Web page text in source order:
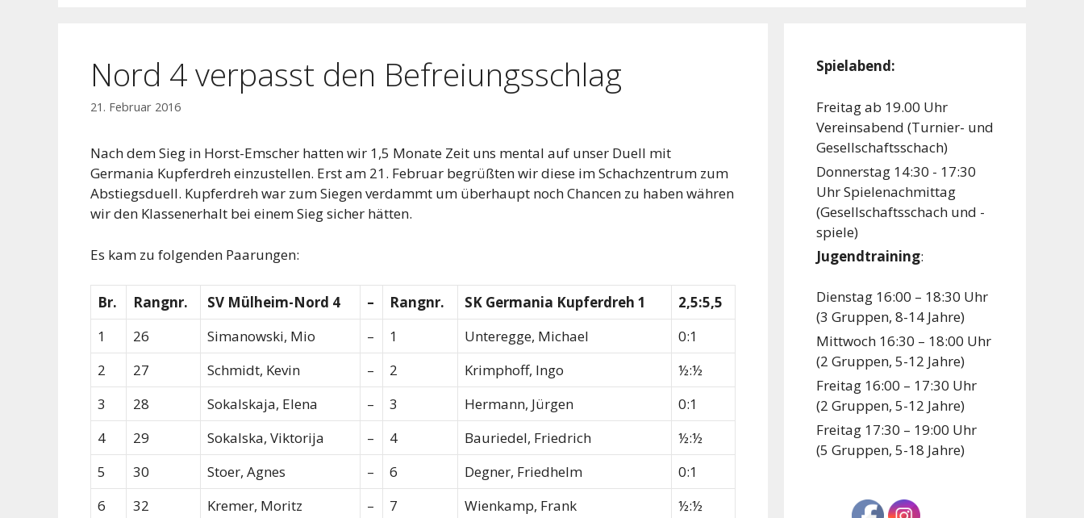
Nord 4 verpasst den Befreiungsschlag
21. Februar 2016
Nach dem Sieg in Horst-Emscher hatten wir 1,5 Monate Zeit uns mental auf unser Duell mit
Germania Kupferdreh einzustellen. Erst am 21. Februar begrüßten wir diese im Schachzentrum zum
Abstiegsduell. Kupferdreh war zum Siegen verdammt um überhaupt noch Chancen zu haben währen
wir den Klassenerhalt bei einem Sieg sicher hätten.
Es kam zu folgenden Paarungen:
Br. Rangnr. SV Mülheim-Nord 4 – Rangnr. SK Germania Kupferdreh 1
2,5:5,5
1
26 Simanowski, Mio – 1 Unteregge, Michael
0:1
2
27 Schmidt, Kevin – 2 Krimphoff, Ingo
½:½
3
28 Sokalskaja, Elena – 3 Hermann, Jürgen
0:1
4
29 Sokalska, Viktorija – 4 Bauriedel, Friedrich
½:½
5
30 Stoer, Agnes – 6 Degner, Friedhelm
0:1
6
32 Kremer, Moritz – 7 Wienkamp, Frank
½:½
Spielabend:
Freitag ab 19.00 Uhr
Vereinsabend (Turnier- und
Gesellschaftsschach)
Donnerstag 14:30 - 17:30
Uhr Spielenachmittag
(Gesellschaftsschach und -
spiele)
Jugendtraining:
Dienstag 16:00 – 18:30 Uhr
(3 Gruppen, 8-14 Jahre)
Mittwoch 16:30 – 18:00 Uhr
(2 Gruppen, 5-12 Jahre)
Freitag 16:00 – 17:30 Uhr
(2 Gruppen, 5-12 Jahre)
Freitag 17:30 – 19:00 Uhr
(5 Gruppen, 5-18 Jahre)